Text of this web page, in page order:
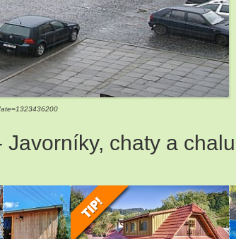
2
5
chaty a